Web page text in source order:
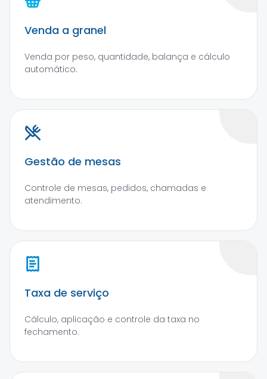
Venda a granel
Venda por peso, quantidade, balança e cálculo
automático.
Gestão de mesas
Controle de mesas, pedidos, chamadas e
atendimento.
Taxa de serviço
Cálculo, aplicação e controle da taxa no
fechamento.